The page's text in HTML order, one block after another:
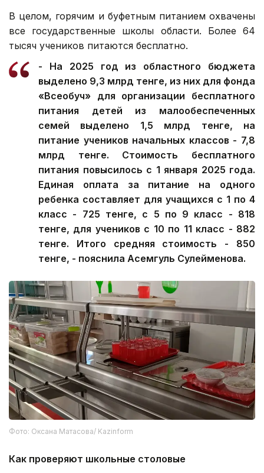
В целом, горячим и буфетным питанием охвачены
все государственные школы области. Более 64
тысяч учеников питаются бесплатно.
- На 2025 год из областного бюджета
выделено 9,3 млрд тенге, из них для фонда
«Всеобуч» для организации бесплатного
питания детей из малообеспеченных
семей выделено 1,5 млрд тенге, на
питание учеников начальных классов - 7,8
млрд тенге. Стоимость бесплатного
питания повысилось с 1 января 2025 года.
Единая оплата за питание на одного
ребенка составляет для учащихся с 1 по 4
класс - 725 тенге, с 5 по 9 класс - 818
тенге, для учеников с 10 по 11 класс - 882
тенге. Итого средняя стоимость - 850
тенге, - пояснила Асемгуль Сулейменова.
Фото: Оксана Матасова/ Kazinform
Как проверяют школьные столовые